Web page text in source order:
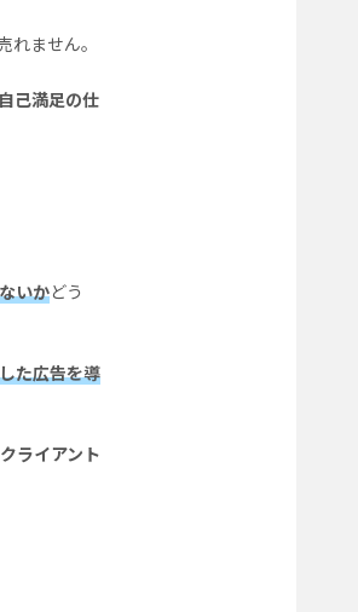
ません。
己満足の仕
いかどう
た広告を導
ライアント